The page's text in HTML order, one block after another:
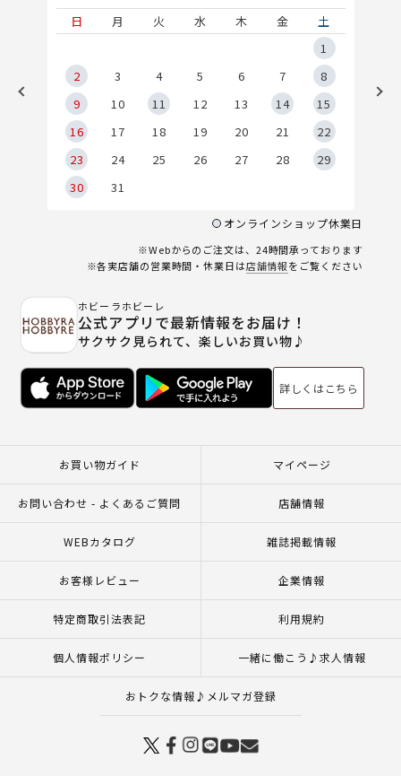
日
月 火 水 木 金
土
1
2
3 4 5 6 7
8
9
10 11 12 13 14
15
16
17 18 19 20 21
22
23
24 25 26 27 28
29
30
31
オンラインショップ休業日
※Webからのご注文は、24時間承っております
※各実店舗の営業時間・休業日は店舗情報をご覧ください
ホビーラホビーレ
公式アプリで最新情報をお届け！
サクサク見られて、楽しいお買い物♪
詳しくはこちら
お買い物ガイド マイページ
お問い合わせ - よくあるご質問 店舗情報
WEBカタログ 雑誌掲載情報
お客様レビュー 企業情報
特定商取引法表記 利用規約
個人情報ポリシー 一緒に働こう♪求人情報
おトクな情報♪メルマガ登録